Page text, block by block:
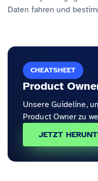
Daten fahren und
CHEATSHEET
Product
Unsere Guideline,
Product Owner zu
JETZT